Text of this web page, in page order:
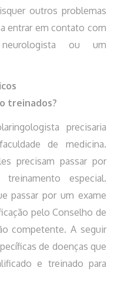
outros problemas
entrar em contato com
ou um
treinados?
precisaria
de medicina.
precisam passar por
especial.
passar por um exame
pelo Conselho de
competente. A seguir
de doenças que
e treinado para